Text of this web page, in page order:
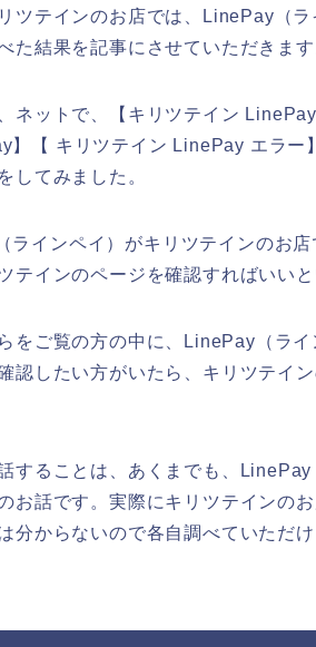
ツテインのお店では、LinePay（
た結果を記事にさせていただきます
ネットで、【キリツテイン
【 キリツテイン LinePay エラ
してみました。
ラインペイ）がキリツテインのお
テインのページを確認すればいい
をご覧の方の中に、LinePay（ラ
認したい方がいたら、キリツテイ
することは、あくまでも、
お話です。実際にキリツテインの
分からないので各自調べていただけ